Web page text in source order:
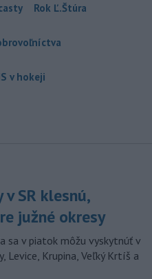
Rok Ľ.Štúra
v hokeji
v SR klesnú,
južné okresy
sa v piatok môžu vyskytnúť v
Levice, Krupina, Veľký Krtíš a